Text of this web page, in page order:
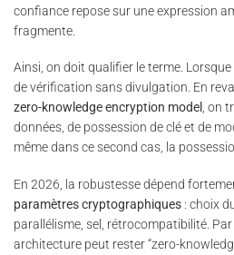
confiance repose sur une expression
fragmente.
Ainsi, on doit qualifier le terme. Lorsque
de vérification sans divulgation. En
zero-knowledge encryption model , on
données, de possession de clé et de
même dans ce second cas, la
En 2026, la robustesse dépend
paramètres cryptographiques : choix
parallélisme, sel, rétrocompatibilité.
architecture peut rester “zero-